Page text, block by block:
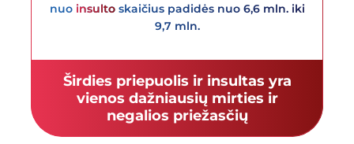
nuo insulto skaičius padidės nuo 6,6 mln. iki
9,7 mln.
Širdies priepuolis ir insultas yra
vienos dažniausių mirties ir
negalios priežasčių